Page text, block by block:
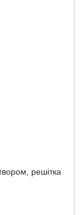
решітка